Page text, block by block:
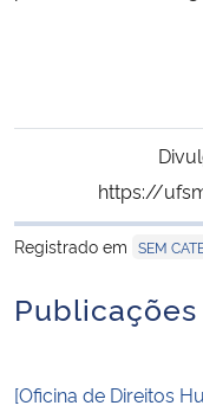
https://
Registrado em SEM
[Oficina de Direitos